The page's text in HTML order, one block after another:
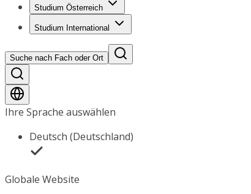
Studium Österreich
Studium International
Suche nach Fach oder Ort
Ihre Sprache auswählen
Deutsch (Deutschland)
Globale Website